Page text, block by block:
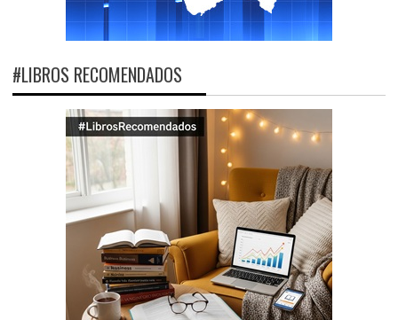
#LIBROS RECOMENDADOS